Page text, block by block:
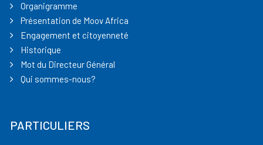
Organigramme
Présentation de Moov Africa
Engagement et citoyenneté
Historique
Mot du Directeur Général
Qui sommes-nous?
PARTICULIERS